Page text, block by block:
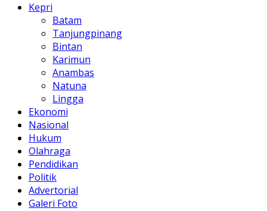
Kepri
Batam
Tanjungpinang
Bintan
Karimun
Anambas
Natuna
Lingga
Ekonomi
Nasional
Hukum
Olahraga
Pendidikan
Politik
Advertorial
Galeri Foto